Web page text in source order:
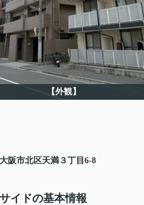
【外観】
大阪市北区天満 ３丁目6-8
イドの基本情報